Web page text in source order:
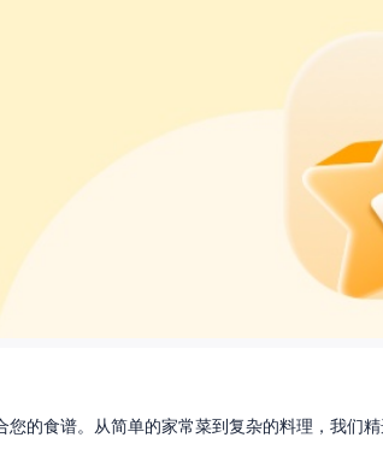
的食谱。从简单的家常菜到复杂的料理，我们